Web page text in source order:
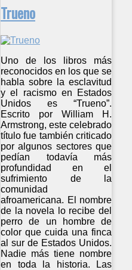
Trueno
Uno de los libros más
reconocidos en los que se
habla sobre la esclavitud
y el racismo en Estados
Unidos es “Trueno”.
Escrito por William H.
Armstrong, este celebrado
título fue también criticado
por algunos sectores que
pedían todavía más
profundidad en el
sufrimiento de la
comunidad
afroamericana. El nombre
de la novela lo recibe del
perro de un hombre de
color que cuida una finca
al sur de Estados Unidos.
Nadie más tiene nombre
en toda la historia. Las